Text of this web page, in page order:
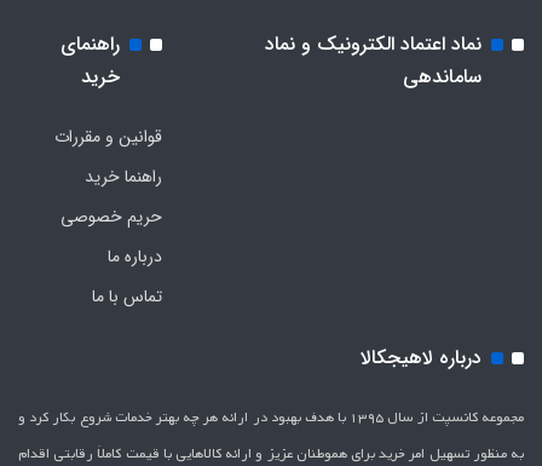
نماد اعتماد الکترونیک و نماد
ساماندهی
راهنمای
خرید
قوانین و مقررات
راهنما خرید
حریم خصوصی
درباره ما
تماس با ما
درباره لاهیجکالا
مجموعه کانسپت از سال 1395 با هدف بهبود در ارائه هر چه بهتر خدمات شروع بکار کرد و
به منظور تسهیل امر خرید برای هموطنان عزیز و ارائه کالاهایی با قیمت کاملاَ رقابتی اقدام